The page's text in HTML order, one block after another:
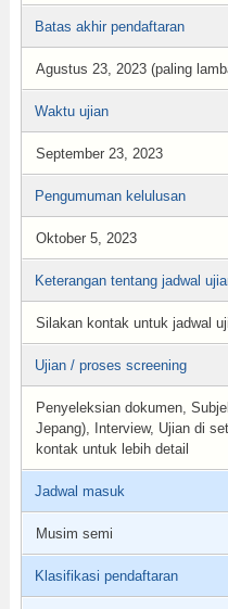
Batas akhir pendaftaran
Agustus 23, 2023 (paling
Waktu ujian
September 23, 2023
Pengumuman kelulusan
Oktober 5, 2023
Keterangan tentang jadwal
Silakan kontak untuk jadwal
Ujian / proses screening
Penyeleksian dokumen,
Jepang), Interview, Ujian di
kontak untuk lebih detail
Jadwal masuk
Musim semi
Klasifikasi pendaftaran